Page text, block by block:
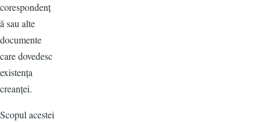
corespondenț
ă sau alte
documente
care dovedesc
existența
creanței.
Scopul acestei